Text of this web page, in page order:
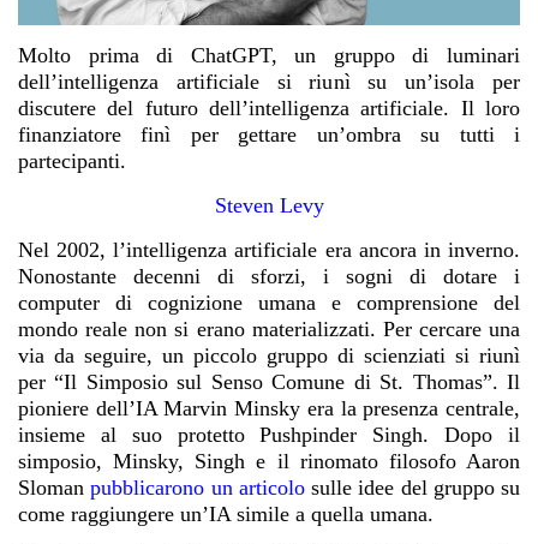
Molto prima di ChatGPT, un gruppo di luminari
dell’intelligenza artificiale si riunì su un’isola per
discutere del futuro dell’intelligenza artificiale. Il loro
finanziatore finì per gettare un’ombra su tutti i
partecipanti.
Steven Levy
Nel 2002, l’intelligenza artificiale era ancora in inverno.
Nonostante decenni di sforzi, i sogni di dotare i
computer di cognizione umana e comprensione del
mondo reale non si erano materializzati. Per cercare una
via da seguire, un piccolo gruppo di scienziati si riunì
per “Il Simposio sul Senso Comune di St. Thomas”. Il
pioniere dell’IA Marvin Minsky era la presenza centrale,
insieme al suo protetto Pushpinder Singh. Dopo il
simposio, Minsky, Singh e il rinomato filosofo Aaron
Slomanpubblicarono un articolo sulle idee del gruppo su
come raggiungere un’IA simile a quella umana.